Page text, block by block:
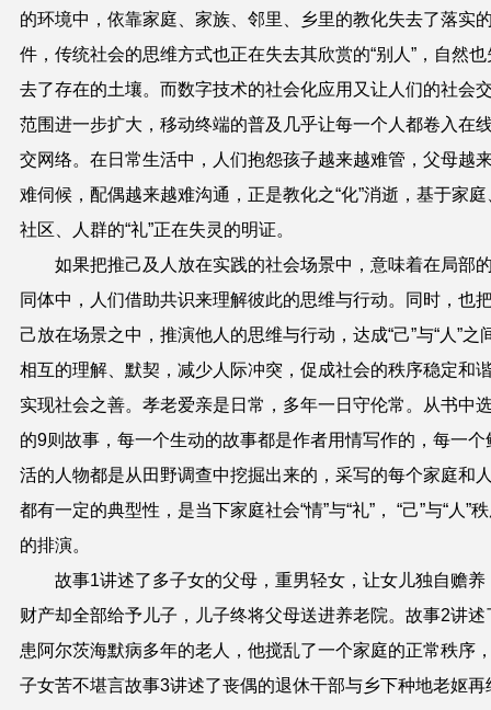
的环境中，依靠家庭、家族、邻里、乡里的教化失去了落实
件，传统社会的思维方式也正在失去其欣赏的“别人”，自然也
去了存在的土壤。而数字技术的社会化应用又让人们的社会
范围进一步扩大，移动终端的普及几乎让每一个人都卷入在
交网络。在日常生活中，人们抱怨孩子越来越难管，父母越
难伺候，配偶越来越难沟通，正是教化之“化”消逝，基于家庭
社区、人群的“礼”正在失灵的明证。
如果把推己及人放在实践的社会场景中，意味着在局部
同体中，人们借助共识来理解彼此的思维与行动。同时，也
己放在场景之中，推演他人的思维与行动，达成“己”与“人”之
相互的理解、默契，减少人际冲突，促成社会的秩序稳定和
实现社会之善。孝老爱亲是日常，多年一日守伦常。从书中
的9则故事，每一个生动的故事都是作者用情写作的，每一个
活的人物都是从田野调查中挖掘出来的，采写的每个家庭和
都有一定的典型性，是当下家庭社会“情”与“礼”， “己”与“人”
的排演。
故事1讲述了多子女的父母，重男轻女，让女儿独自赡养
财产却全部给予儿子，儿子终将父母送进养老院。故事2讲述
患阿尔茨海默病多年的老人，他搅乱了一个家庭的正常秩序
子女苦不堪言故事3讲述了丧偶的退休干部与乡下种地老妪再